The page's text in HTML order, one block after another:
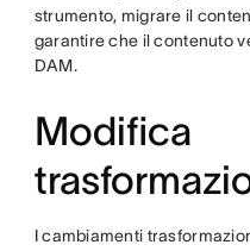
strumento, migrare il
garantire che il contenuto
DAM.
Modifica
I cambiamenti